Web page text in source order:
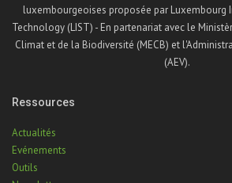
luxembourgeoises proposée par Luxembourg
Technology (LIST) - En partenariat avec le
Climat et de la Biodiversité (MECB) et
(AEV).
Ressources
Actualités
Evénements
Outils